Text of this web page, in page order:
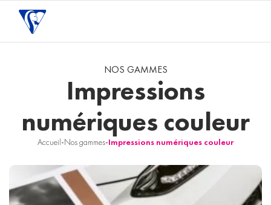
NOS GAMMES
Impressions
numériques couleur
Accueil-Nos gammes-Impressions numériques couleur